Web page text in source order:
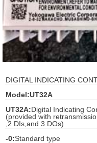
schroder
Fiorentini
DIGITAL INDICATING
Model:UT32A
UT32A:Digital Indicating
(provided with
,2 DIs,and 3 DOs)
-0:Standard type